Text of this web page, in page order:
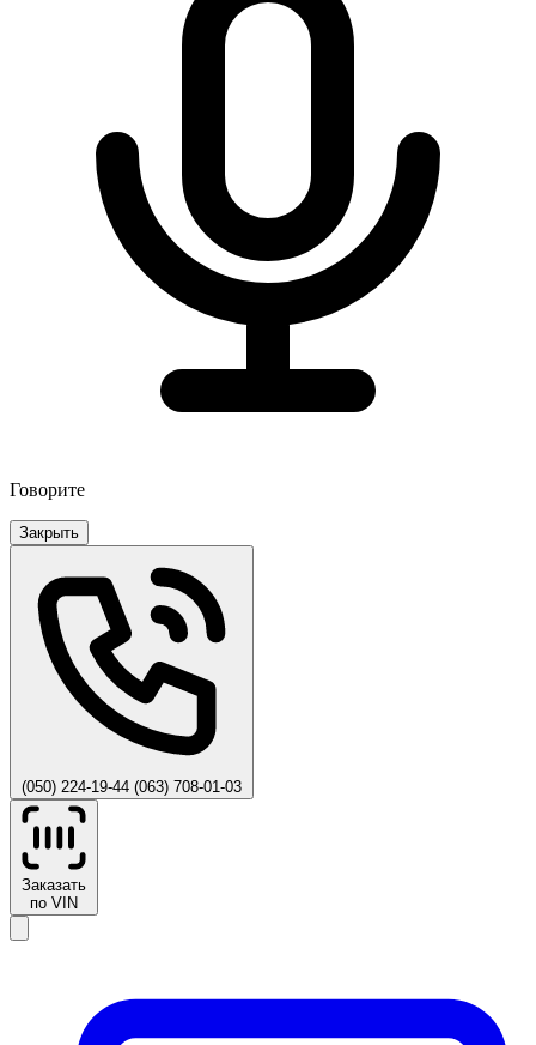
Говорите
Закрыть
(050) 224-19-44 (063) 708-01-03
Заказать
по VIN